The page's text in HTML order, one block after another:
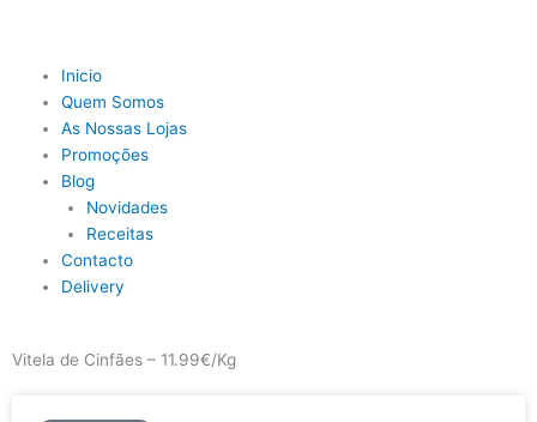
Main
Menu
Inicio
Quem Somos
As Nossas Lojas
Promoções
Blog
Novidades
Receitas
Contacto
Delivery
Vitela de Cinfães – 11.99€/Kg